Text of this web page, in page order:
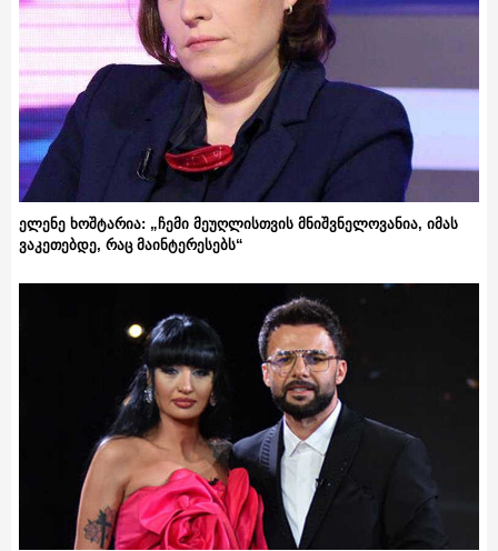
ელენე ხოშტარია: „ჩემი მეუღლისთვის მნიშვნელოვანია, იმას
ვაკეთებდე, რაც მაინტერესებს“